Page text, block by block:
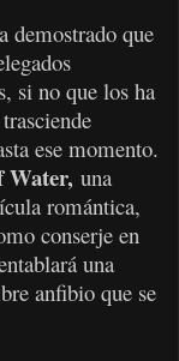
demostrado que
si no que los ha
ese momento.
Water, una
romántica,
conserje en
una
anfibio que se